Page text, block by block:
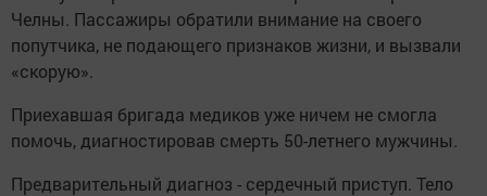
Челны. Пассажиры обратили внимание на своего
попутчика, не подающего признаков жизни, и вызвали
«скорую».
Приехавшая бригада медиков уже ничем не смогла
помочь, диагностировав смерть 50-летнего мужчины.
Предварительный диагноз - сердечный приступ. Тело